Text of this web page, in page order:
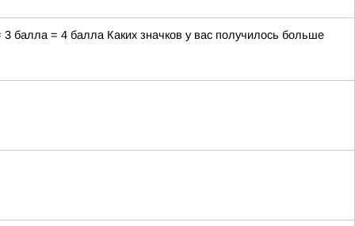
балла = 4 балла Каких значков у вас получилось больше